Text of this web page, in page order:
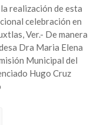
coordina
éxito
rodada
del
Día
de
realización de esta
celebración en
Ver.- De manera
Dra Maria Elena
Municipal del
Hugo Cruz